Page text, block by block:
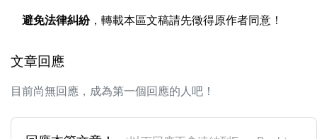
避免法律糾紛，轉載本區文稿請先徵得原作者同意！
文章回應
目前尚無回應，成為第一個回應的人吧！